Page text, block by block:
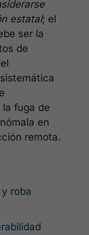
estatal; el
ser la
de
la fuga de
en
remota.
y roba